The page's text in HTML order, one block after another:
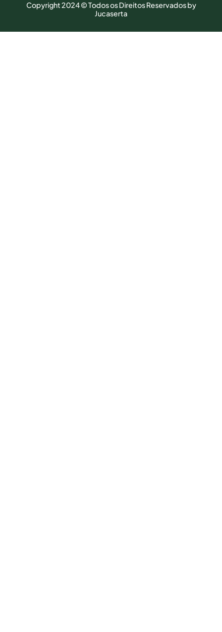
Copyright 2024 © Todos os Direitos Reservados by
Jucaserta